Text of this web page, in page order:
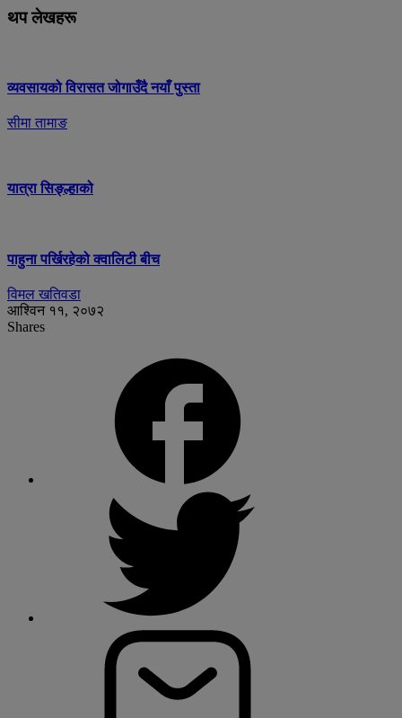
थप लेखहरू
व्यवसायको विरासत जोगाउँदै नयाँ पुस्ता
सीमा तामाङ
यात्रा सिङ्ल्हाको
पाहुना पर्खिरहेको क्वालिटी बीच
विमल खतिवडा
आश्विन ११, २०७२
Shares